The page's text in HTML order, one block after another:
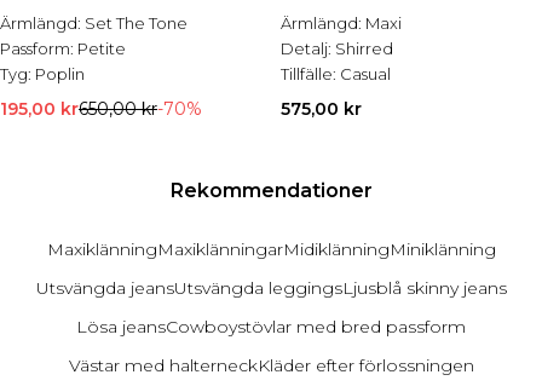
Ärmlängd: Set The Tone
Passform: Petite
Tyg: Poplin
195,00 kr650,00 kr-70%
Ärmlängd: Maxi
Detalj: Shirred
Tillfälle: Casual
575,00 kr
Rekommendationer
MaxiklänningMaxiklänningarMidiklänningMiniklänning
Utsvängda jeansUtsvängda leggingsLjusblå skinny jeans
Lösa jeansCowboystövlar med bred passform
Västar med halterneckKläder efter förlossningen